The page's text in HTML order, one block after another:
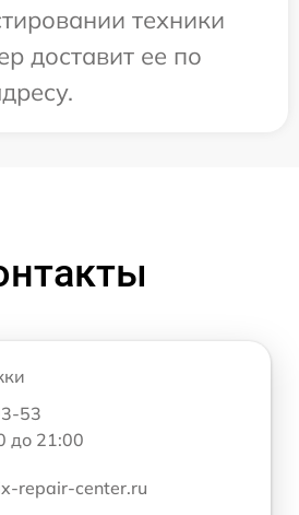
техники
доставит ее по
53
до 21:00
repair-center.ru